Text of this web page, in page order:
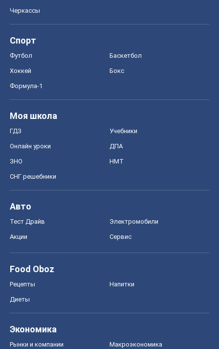
Черкассы
Спорт
Футбол Баскетбол
Хоккей Бокс
Формула-1
Моя школа
ГДЗ Учебники
Онлайн уроки ДПА
ЗНО НМТ
СНГ решебники
Авто
Тест Драйв Электромобили
Акции Сервис
Food Oboz
Рецепты Напитки
Диеты
Экономика
Рынки и компании Mакроэкономика